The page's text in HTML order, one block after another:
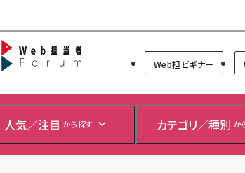
Web担当者Forum
Web担ビギナー
人気／注目 から探す カテゴリ／種別 か
＼ 8月27日開催、
2026」開催！